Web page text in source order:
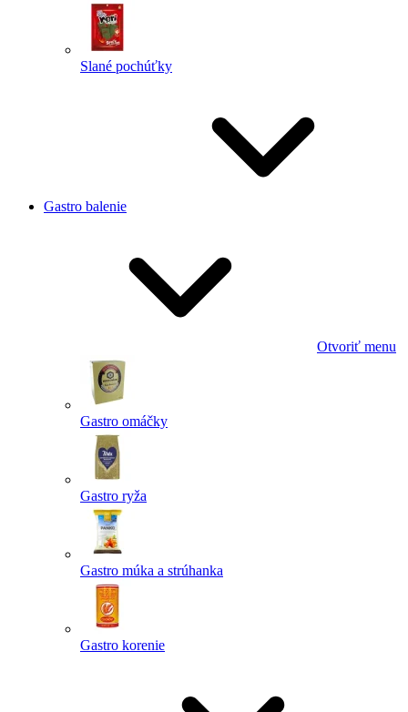
Slané pochúťky
Gastro balenie
Otvoriť menu
Gastro omáčky
Gastro ryža
Gastro múka a strúhanka
Gastro korenie